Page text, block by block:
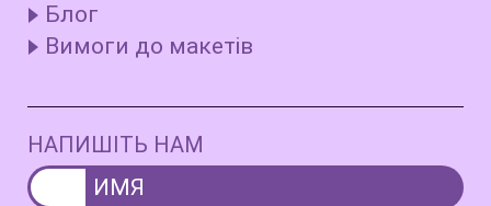
Блог
Вимоги до макетів
НАПИШІТЬ НАМ